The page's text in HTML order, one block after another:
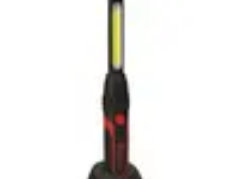
Stratégies de Telprospection